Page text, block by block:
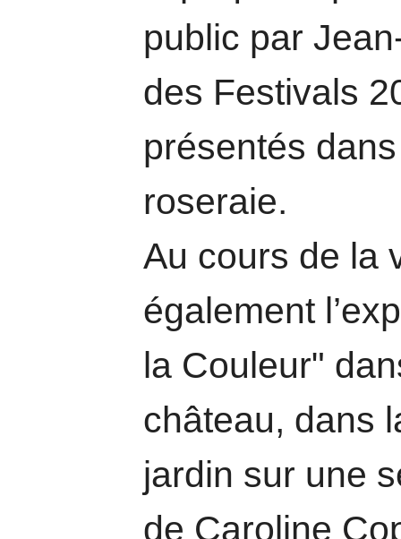
public par
des Festivals
présentés
roseraie.
Au cours de la
également
la Couleur"
château, dans
jardin sur une
de Caroline